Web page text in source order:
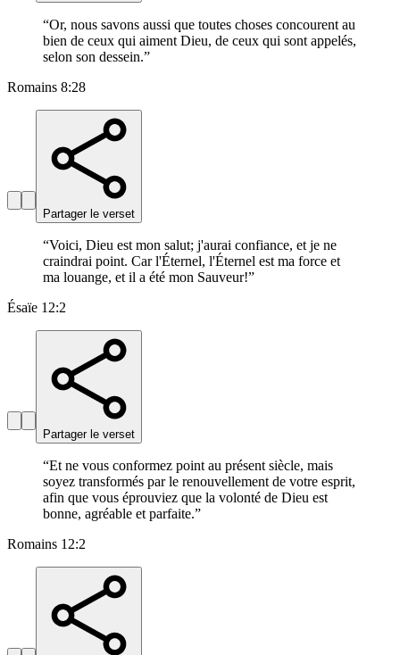
“Or, nous savons aussi que toutes choses concourent au
bien de ceux qui aiment Dieu, de ceux qui sont appelés,
selon son dessein.”
Romains 8:28
Partager le verset
“Voici, Dieu est mon salut; j'aurai confiance, et je ne
craindrai point. Car l'Éternel, l'Éternel est ma force et
ma louange, et il a été mon Sauveur!”
Ésaïe 12:2
Partager le verset
“Et ne vous conformez point au présent siècle, mais
soyez transformés par le renouvellement de votre esprit,
afin que vous éprouviez que la volonté de Dieu est
bonne, agréable et parfaite.”
Romains 12:2